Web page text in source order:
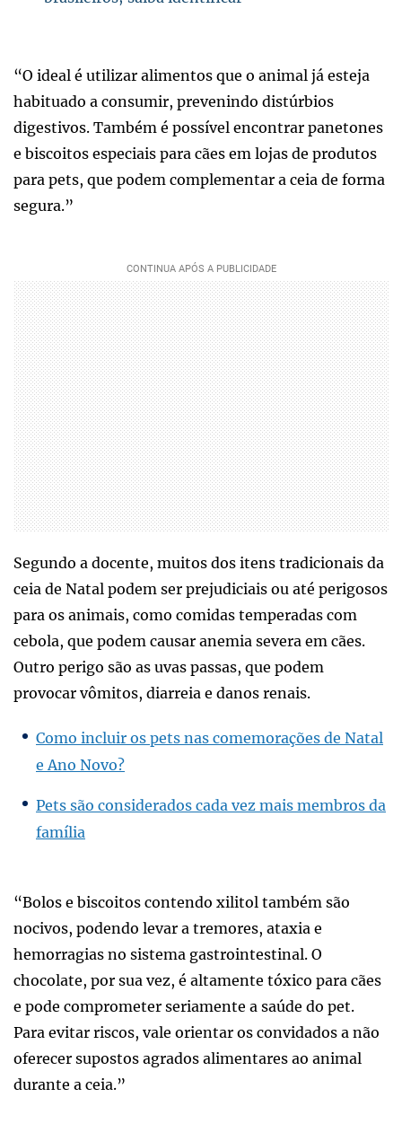
“O ideal é utilizar alimentos que o animal já esteja
habituado a consumir, prevenindo distúrbios
digestivos. Também é possível encontrar panetones
e biscoitos especiais para cães em lojas de produtos
para pets, que podem complementar a ceia de forma
segura.”
Segundo a docente, muitos dos itens tradicionais da
ceia de Natal podem ser prejudiciais ou até perigosos
para os animais, como comidas temperadas com
cebola, que podem causar anemia severa em cães.
Outro perigo são as uvas passas, que podem
provocar vômitos, diarreia e danos renais.
Como incluir os pets nas comemorações de Natal
e Ano Novo?
Pets são considerados cada vez mais membros da
família
“Bolos e biscoitos contendo xilitol também são
nocivos, podendo levar a tremores, ataxia e
hemorragias no sistema gastrointestinal. O
chocolate, por sua vez, é altamente tóxico para cães
e pode comprometer seriamente a saúde do pet.
Para evitar riscos, vale orientar os convidados a não
oferecer supostos agrados alimentares ao animal
durante a ceia.”